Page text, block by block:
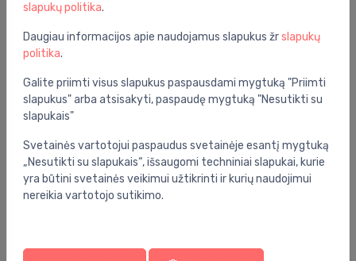
elements
239.00 € 358.99 €
Gera kaina -33%
slapukų politika.
Daugiau informacijos apie naudojamus slapukus žrslapukų
politika.
Galite priimti visus slapukus paspausdami mygtuką "Priimti
slapukus" arba atsisakyti, paspaudę mygtuką "Nesutikti su
slapukais"
Svetainės vartotojui paspaudus svetainėje esantį mygtuką
„Nesutikti su slapukais“, išsaugomi techniniai slapukai, kurie
yra būtini svetainės veikimui užtikrinti ir kurių naudojimui
nereikia vartotojo sutikimo.